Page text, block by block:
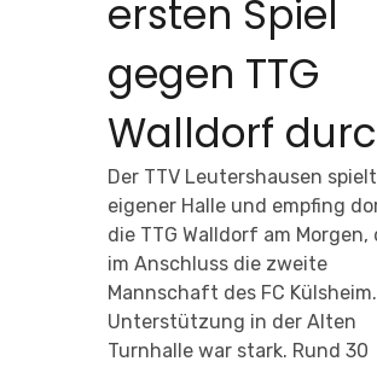
ersten Spiel
gegen TTG
Walldorf
Der TTV Leutershausen
eigener Halle und empfing
die TTG Walldorf am Morgen,
im Anschluss die zweite
Mannschaft des FC
Unterstützung in der Alten
Turnhalle war stark. Rund 30